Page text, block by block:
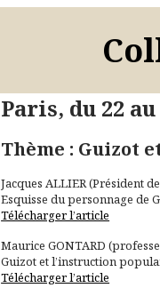
Paris, du 22
Thème : Guizot
Jacques ALLIER (Président
Esquisse du personnage de
Télécharger l’article
Maurice GONTARD
Guizot et l’instruction
Télécharger l’article